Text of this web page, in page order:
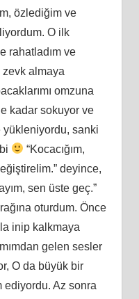
özlediğim ve
O ilk
rahatladım ve
almaya
omzuna
kadar sokuyor ve
yükleniyordu, sanki
“Kocacığım,
deyince,
sen üste geç.”
oturdum. Önce
inip kalkmaya
gelen sesler
O da büyük bir
ediyordu. Az sonra